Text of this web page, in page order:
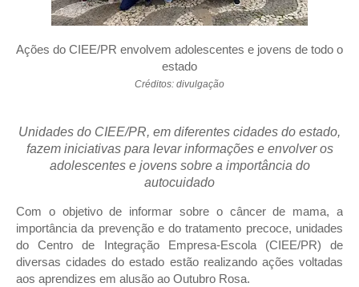
Ações do CIEE/PR envolvem adolescentes e jovens de todo o
estado
Créditos: divulgação
Unidades do CIEE/PR, em diferentes cidades do estado,
fazem iniciativas para levar informações e envolver os
adolescentes e jovens sobre a importância do
autocuidado
Com o objetivo de informar sobre o câncer de mama, a
importância da prevenção e do tratamento precoce, unidades
do Centro de Integração Empresa-Escola (CIEE/PR) de
diversas cidades do estado estão realizando ações voltadas
aos aprendizes em alusão ao Outubro Rosa.